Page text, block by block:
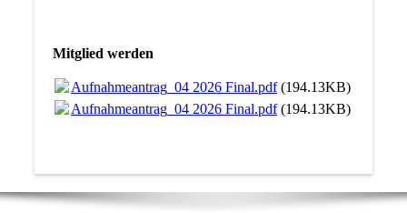
Mitglied werden
Aufnahmeantrag_04 2026 Final.pdf(194.13KB)
Aufnahmeantrag_04 2026 Final.pdf(194.13KB)